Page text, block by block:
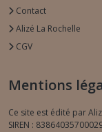
Contact
Alizé La Rochelle
CGV
Mentions
Ce site est édité par
SIREN :